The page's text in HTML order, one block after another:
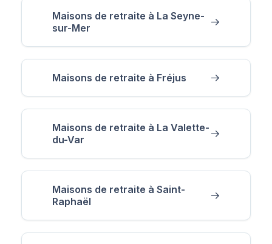
Maisons de retraite à La Seyne-
sur-Mer
Maisons de retraite à Fréjus
Maisons de retraite à La Valette-
du-Var
Maisons de retraite à Saint-
Raphaël